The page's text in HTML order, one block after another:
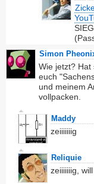
SIEG
Simon
Wie jetzt? Hat
euch
und meinem
vollpacken.
Maddy
zeiiiiiiig
Reliquie
zeiiiiiiig,